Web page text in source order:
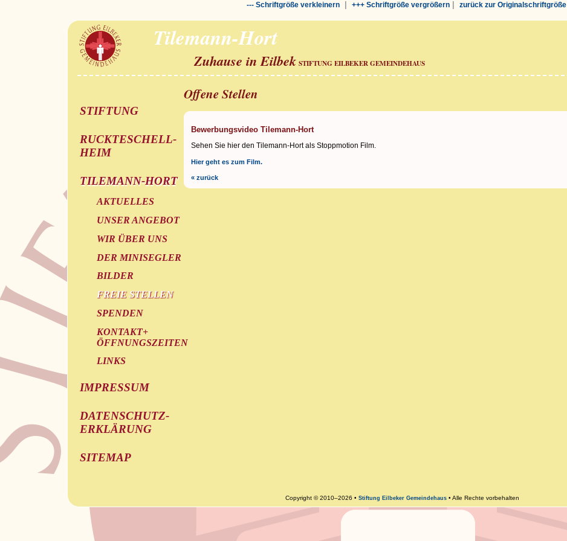
--- Schriftgröße verkleinern| +++ Schriftgröße vergrößern| zurück zur Originalschriftgröße
Tilemann-Hort
Zuhause in Eilbek STIFTUNG EILBEKER GEMEINDEHAUS
STIFTUNG
RUCKTESCHELL-
HEIM
TILEMANN-HORT
AKTUELLES
UNSER ANGEBOT
WIR ÜBER UNS
DER MINISEGLER
BILDER
FREIE STELLEN
SPENDEN
KONTAKT+
ÖFFNUNGSZEITEN
LINKS
IMPRESSUM
DATENSCHUTZ-
ERKLÄRUNG
SITEMAP
Offene Stellen
Bewerbungsvideo Tilemann-Hort
Sehen Sie hier den Tilemann-Hort als Stoppmotion Film.
Hier geht es zum Film.
« zurück
Copyright © 2010–2026 •Stiftung Eilbeker Gemeindehaus • Alle Rechte vorbehalten